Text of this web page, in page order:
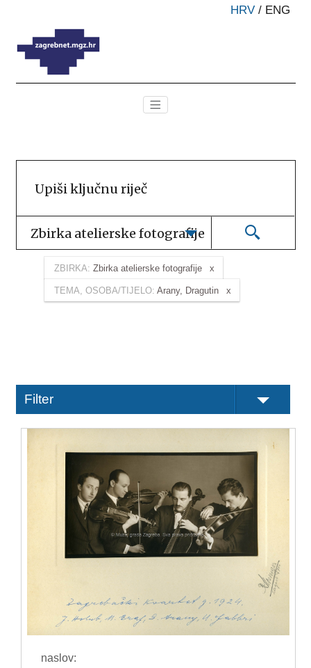
HRV / ENG
Zbirka atelierske fotografije
ZBIRKA: Zbirka atelierske fotografije
TEMA, OSOBA/TIJELO: Arany, Dragutin
Filter
naslov: